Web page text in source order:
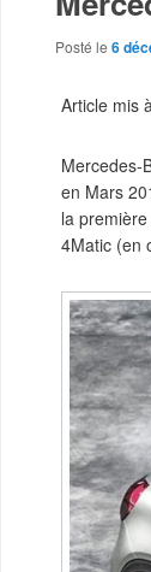
Posté le 6
Article mis
Mercedes-
en Mars
la
4Matic (en